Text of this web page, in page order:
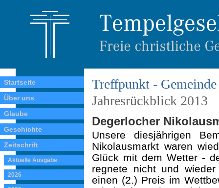
Startseite
Über uns
Glaube
Geschichte
Zeitschrift
Aktuelle Ausgabe
2026
Treffpunkt -
Jahresrückblick 2013
Degerlocher
Unsere diesjährigen
Nikolausmarkt waren
Glück mit dem Wetter -
regnete nicht und
einen (2.) Preis im